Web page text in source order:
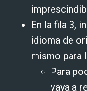
En la fila 3,
idioma de
mismo para
Para
vaya a